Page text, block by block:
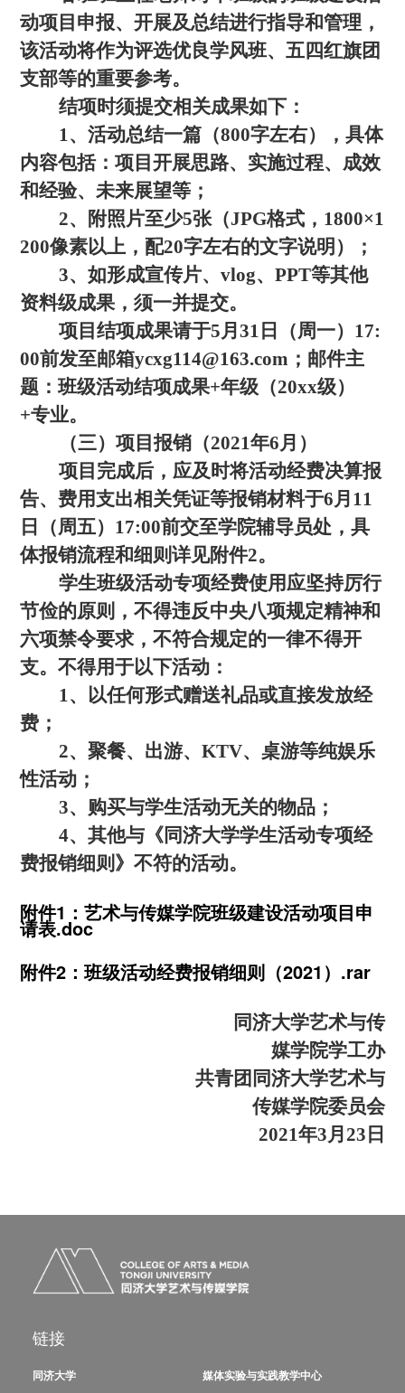
动项目申报、开展及总结进行指导和管理，
该活动将作为评选优良学风班、五四红旗团
支部等的重要参考。
结项时须提交相关成果如下：
1、活动总结一篇（800字左右），具体
内容包括：项目开展思路、实施过程、成效
和经验、未来展望等；
2、附照片至少5张（JPG格式，1800×1
200像素以上，配20字左右的文字说明）；
3、如形成宣传片、vlog、PPT等其他
资料级成果，须一并提交。
项目结项成果请于5月31日（周一）17:
00前发至邮箱ycxg114@163.com；邮件主
题：班级活动结项成果+年级（20xx级）
+专业。
（三）项目报销（2021年6月）
项目完成后，应及时将活动经费决算报
告、费用支出相关凭证等报销材料于6月11
日（周五）17:00前交至学院辅导员处，具
体报销流程和细则详见附件2。
学生班级活动专项经费使用应坚持厉行
节俭的原则，不得违反中央八项规定精神和
六项禁令要求，不符合规定的一律不得开
支。不得用于以下活动：
1、以任何形式赠送礼品或直接发放经
费；
2、聚餐、出游、KTV、桌游等纯娱乐
性活动；
3、购买与学生活动无关的物品；
4、其他与《同济大学学生活动专项经
费报销细则》不符的活动。
附件1：艺术与传媒学院班级建设活动项目申
请表.doc
附件2：班级活动经费报销细则（2021）.rar
同济大学艺术与传
媒学院学工办
共青团同济大学艺术与
传媒学院委员会
2021年3月 23 日
链接
同济大学 媒体实验与实践教学中心